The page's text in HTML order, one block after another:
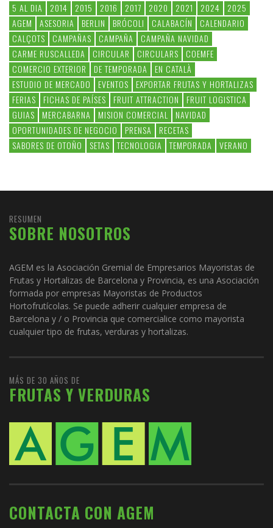
5 AL DIA 2014 2015 2016 2017 2020 2021 2024
2025
AGEM
ASESORIA BERLIN BRÓCOLI CALABACÍN
CALENDARIO
CALÇOTS
CAMPAÑAS CAMPAÑA
CAMPAÑA NAVIDAD
CARME RUSCALLEDA
CIRCULAR CIRCULARS
COEMFE
COMERCIO EXTERIOR
DE TEMPORADA
EN CATALÀ
ESTUDIO DE MERCADO
EVENTOS
EXPORTAR FRUTAS Y HORTALIZAS
FERIAS
FICHAS DE PAÍSES FRUIT ATTRACTION
FRUIT LOGISTICA
GUIAS
MERCABARNA MISION COMERCIAL
NAVIDAD
OPORTUNIDADES DE NEGOCIO
PRENSA
RECETAS
SABORES DE OTOÑO
SETAS TECNOLOGIA TEMPORADA VERANO
RESUMEN
SOBRE NOSOTROS
AGEM es la Asociación Gremial de Empresarios Mayoristas de
Frutas y Hortalizas de Barcelona y Provincia, es una Asociación
formada por empresas Mayoristas de Productos
Hortofrutícolas. Se puede adherir cualquier empresa de
Barcelona y / o Provincia que comercialice como mayorista
cualquier tipo de frutas, verduras y hortalizas.
MÁS DE 30 AÑOS DE
FRUTAS Y VERDURAS
CONTACTA CON AGEM